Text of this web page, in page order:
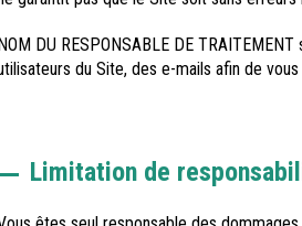
NOM DU RESPONSABLE DE
du Site, des e-mails afin de
Limitation de